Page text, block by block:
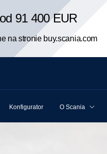
91 400 EUR
na stronie buy.scania.com
Konfigurator O Scania